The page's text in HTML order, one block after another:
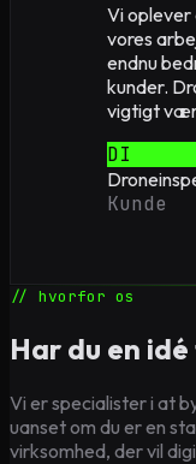
Vi
vores
endnu
kunder.
vigtigt
DI
Kunde
// hvorfor os
Har du en
Vi er specialister i at
uanset om du er en
virksomhed, der vil